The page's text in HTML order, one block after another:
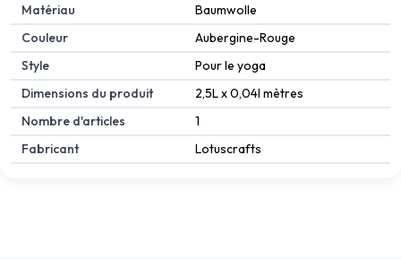
Matériau
Baumwolle
Couleur
Aubergine-Rouge
Style
Pour le yoga
Dimensions du produit
2,5L x 0,04l mètres
Nombre d'articles
1
Fabricant
Lotuscrafts